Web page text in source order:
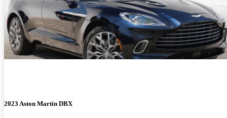
2023 Aston Martin DBX